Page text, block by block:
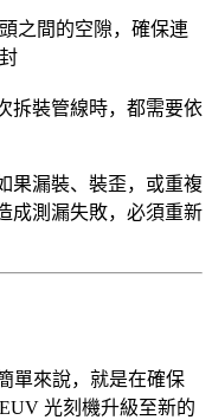
之間的空隙，確保連
拆裝管線時，都需要依
果漏裝、裝歪，或重複
成測漏失敗，必須重新
單來說，就是在確保
光刻機升級至新的